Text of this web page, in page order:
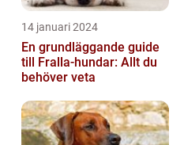
14 januari 2024
En grundläggande guide
till Fralla-hundar: Allt du
behöver veta